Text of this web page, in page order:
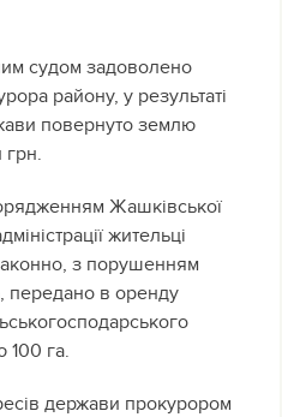
судом задоволено
району, у результаті
повернуто землю
грн.
Жашківської
жительці
з порушенням
передано в оренду
га.
держави прокурором